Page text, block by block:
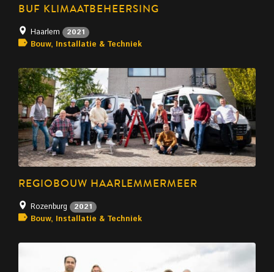
BUF KLIMAATBEHEERSING
Haarlem 2021
Bouw, Installatie & Techniek
REGIOBOUW HAARLEMMERMEER
Rozenburg 2021
Bouw, Installatie & Techniek